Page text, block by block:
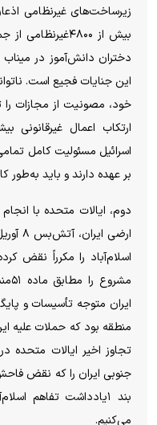
زیرساخت‌های غیرنظامی
بیش از
دختران دانش‌آموز در
این جنایات فجیع است.
خود، مصونیت از مجازات
ارتکاب اعمال غیرقانونی
اسرائیل مسئولیت کامل
بر عهده دارند و باید
دوم، ایالات متحده با
ارضی
اسلام‌آباد را مکرراً نقض
ایران متوجه تأسیسات و
منطقه بود که حملات علیه
بند ۱یادداشت تفاهم
می‌کنیم.